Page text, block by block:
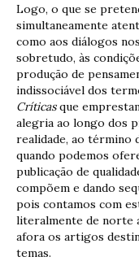
Logo, o que se
simultaneamente
como aos diálogos
sobretudo, às
produção de
indissociável dos
Críticasque
alegria ao longo dos
realidade, ao término
quando podemos
publicação de
compõem e dando
pois contamos com
literalmente de norte
afora os artigos
temas.